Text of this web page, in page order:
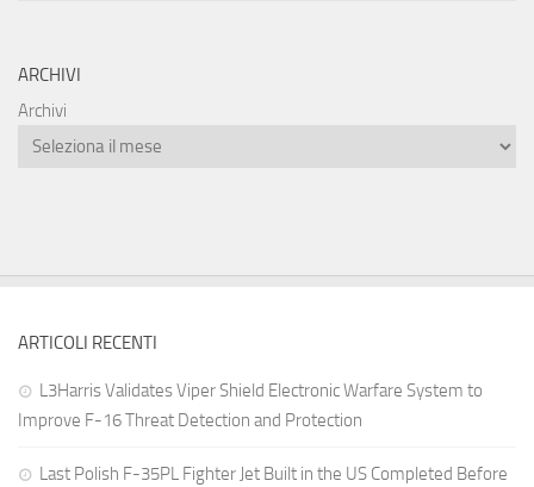
ARCHIVI
Archivi
ARTICOLI RECENTI
L3Harris Validates Viper Shield Electronic Warfare System to
Improve F-16 Threat Detection and Protection
Last Polish F-35PL Fighter Jet Built in the US Completed Before